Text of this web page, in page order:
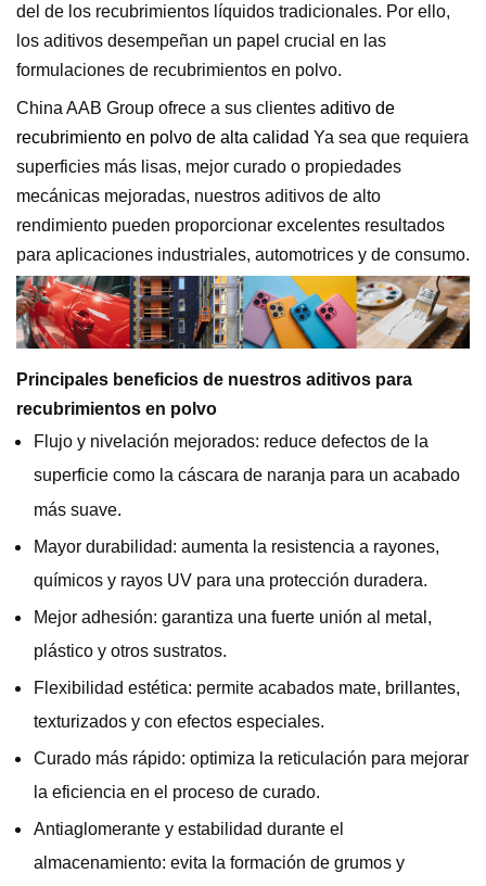
del de los recubrimientos líquidos tradicionales. Por ello,
los aditivos desempeñan un papel crucial en las
formulaciones de recubrimientos en polvo.
China AAB Group ofrece a sus clientes aditivo de
recubrimiento en polvo de alta calidad Ya sea que requiera
superficies más lisas, mejor curado o propiedades
mecánicas mejoradas, nuestros aditivos de alto
rendimiento pueden proporcionar excelentes resultados
para aplicaciones industriales, automotrices y de consumo.
Principales beneficios de nuestros aditivos para
recubrimientos en polvo
Flujo y nivelación mejorados: reduce defectos de la
superficie como la cáscara de naranja para un acabado
más suave.
Mayor durabilidad: aumenta la resistencia a rayones,
químicos y rayos UV para una protección duradera.
Mejor adhesión: garantiza una fuerte unión al metal,
plástico y otros sustratos.
Flexibilidad estética: permite acabados mate, brillantes,
texturizados y con efectos especiales.
Curado más rápido: optimiza la reticulación para mejorar
la eficiencia en el proceso de curado.
Antiaglomerante y estabilidad durante el
almacenamiento: evita la formación de grumos y